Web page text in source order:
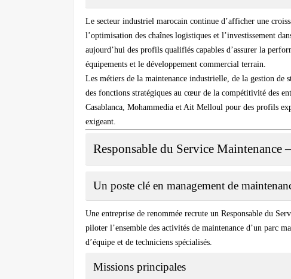
Le secteur industriel marocain continue d’afficher une
l’optimisation des chaînes logistiques et l’investissement
aujourd’hui des profils qualifiés capables d’assurer la
équipements et le développement commercial terrain.
Les métiers de la maintenance industrielle, de la gestion de
des fonctions stratégiques au cœur de la compétitivité des
Casablanca, Mohammedia et Ait Melloul pour des profils
exigeant.
Responsable du Service Maintenance
Un poste clé en management de
Une entreprise de renommée recrute un Responsable du
piloter l’ensemble des activités de maintenance d’un parc
d’équipe et de techniciens spécialisés.
Missions principales